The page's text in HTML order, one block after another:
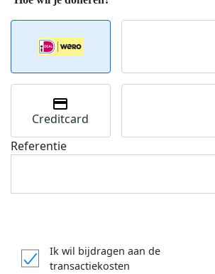
Creditcard
Referentie
Ik wil bijdragen aan de
transactiekosten